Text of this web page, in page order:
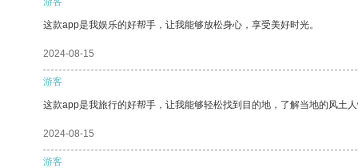
这款app是我娱乐的好帮手，让我能够放松身心，享受美好时光。
2024-08-15
游客
这款app是我旅行的好帮手，让我能够轻松找到目的地，了解当地的风土
2024-08-15
游客